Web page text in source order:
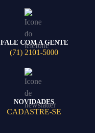
FALE COM A GENTE
(71) 2101-5000
NOVIDADES
CADASTRE-SE